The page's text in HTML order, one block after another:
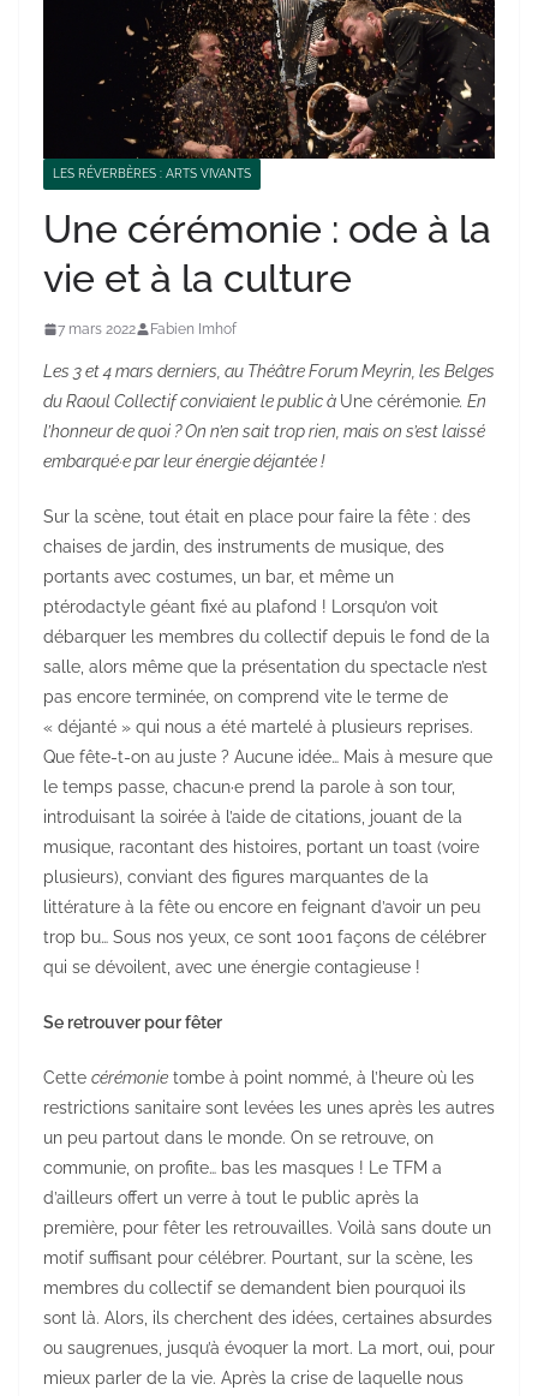
LES RÉVERBÈRES : ARTS VIVANTS
Une cérémonie : ode à la
vie et à la culture
7 mars 2022 Fabien Imhof
Les 3 et 4 mars derniers, au Théâtre Forum Meyrin, les Belges
du Raoul Collectif conviaient le public à Une cérémonie. En
l’honneur de quoi ? On n’en sait trop rien, mais on s’est laissé
embarqué·e par leur énergie déjantée !
Sur la scène, tout était en place pour faire la fête : des
chaises de jardin, des instruments de musique, des
portants avec costumes, un bar, et même un
ptérodactyle géant fixé au plafond ! Lorsqu’on voit
débarquer les membres du collectif depuis le fond de la
salle, alors même que la présentation du spectacle n’est
pas encore terminée, on comprend vite le terme de
« déjanté » qui nous a été martelé à plusieurs reprises.
Que fête-t-on au juste ? Aucune idée… Mais à mesure que
le temps passe, chacun·e prend la parole à son tour,
introduisant la soirée à l’aide de citations, jouant de la
musique, racontant des histoires, portant un toast (voire
plusieurs), conviant des figures marquantes de la
littérature à la fête ou encore en feignant d’avoir un peu
trop bu… Sous nos yeux, ce sont 1001 façons de célébrer
qui se dévoilent, avec une énergie contagieuse !
Se retrouver pour fêter
Cette cérémonie tombe à point nommé, à l’heure où les
restrictions sanitaire sont levées les unes après les autres
un peu partout dans le monde. On se retrouve, on
communie, on profite… bas les masques ! Le TFM a
d’ailleurs offert un verre à tout le public après la
première, pour fêter les retrouvailles. Voilà sans doute un
motif suffisant pour célébrer. Pourtant, sur la scène, les
membres du collectif se demandent bien pourquoi ils
sont là. Alors, ils cherchent des idées, certaines absurdes
ou saugrenues, jusqu’à évoquer la mort. La mort, oui, pour
mieux parler de la vie. Après la crise de laquelle nous